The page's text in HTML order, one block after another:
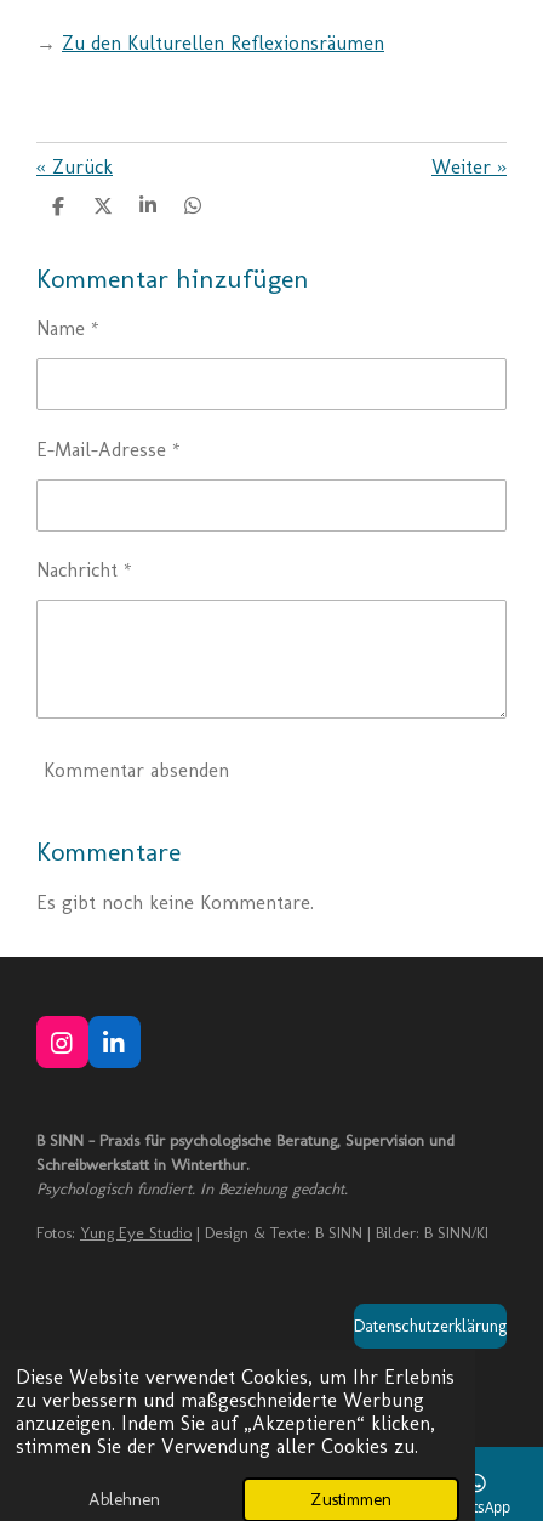
Diese Website verwendet Cookies, um Ihr Erlebnis
zu verbessern und maßgeschneiderte Werbung
anzuzeigen. Indem Sie auf „Akzeptieren“ klicken,
stimmen Sie der Verwendung aller Cookies zu.
Ablehnen Zustimmen
→ Zu den Kulturellen Reflexionsräumen
« Zurück Weiter »
T
l
T
l
T
l
T
l
Kommentar hinzufügen
Name *
E-Mail-Adresse *
Nachricht *
Kommentar absenden
Kommentare
Es gibt noch keine Kommentare.
I
n
a
g
r
m
L
i
e
d
I
B SINN – Praxis für psychologische Beratung, Supervision und
Schreibwerkstatt in Winterthur.
Psychologisch fundiert. In Beziehung gedacht.
Fotos: Yung Eye Studio | Design & Texte: B SINN | Bilder: B SINN/KI
Datenschutzerklärung
Mit Unterstützung vonWebador
Telefon LinkedIn WhatsApp